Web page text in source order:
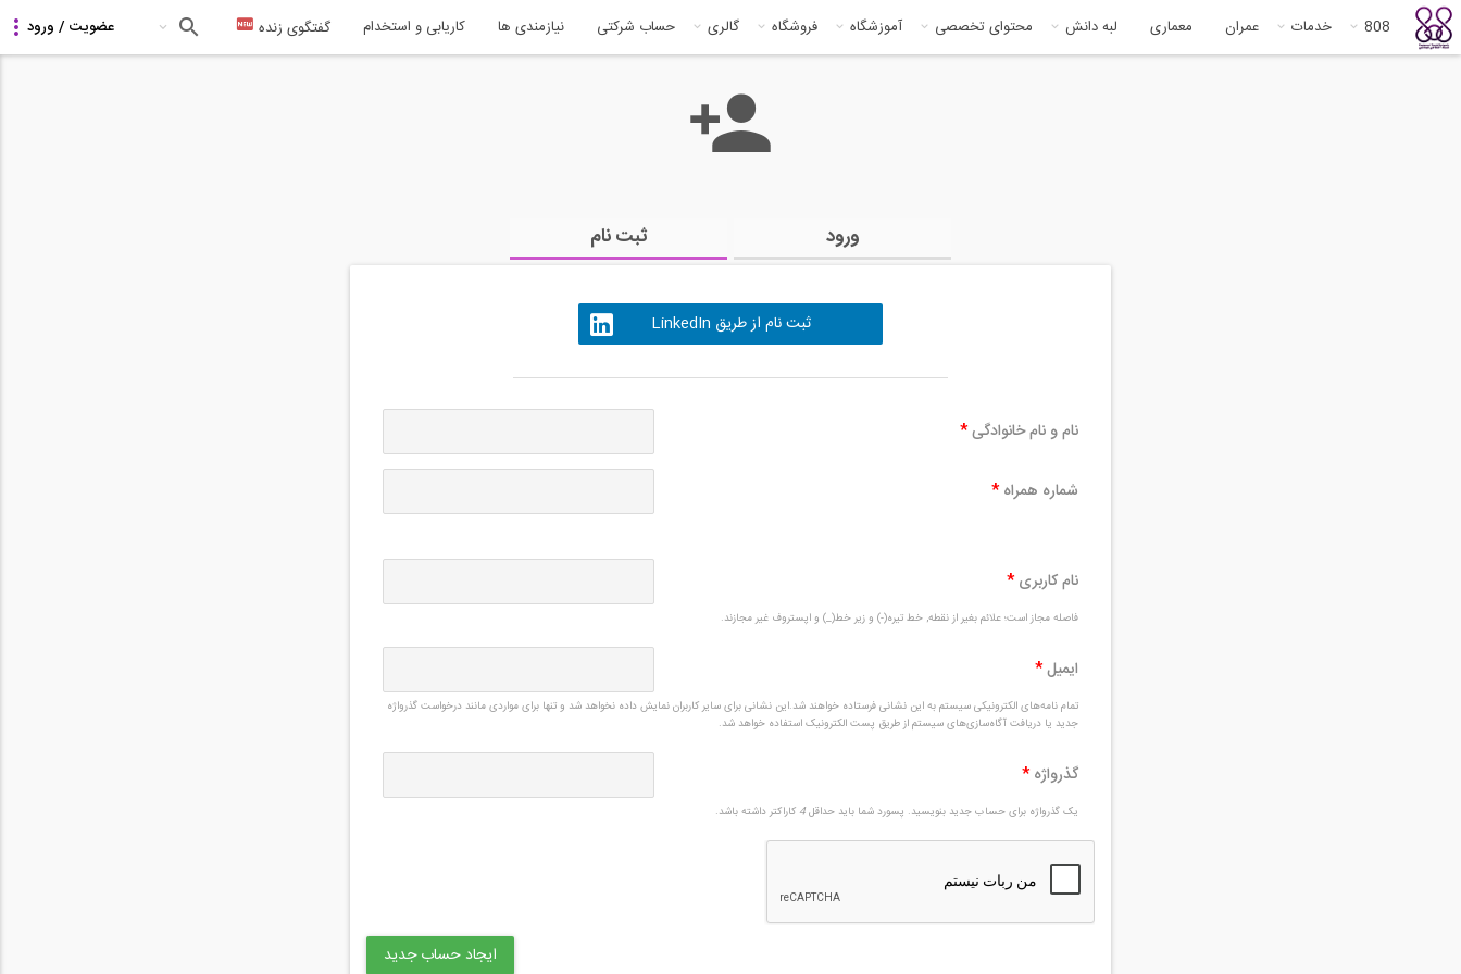
808 خدمات عمران معماری لبه دانش محتوای تخصصی آموزشگاه فروشگاه گالری حساب شرکتی نیازمندی ها کاریابی و استخدام گفتگوی زنده
ورود ثبت نام
ثبت نام از طریق LinkedIn
نام و نام خانوادگی*
شماره همراه *
نام کاربری *
فاصله مجاز است؛ علائم بغیر از نقطه, خط تیره(-) و زیر خط(_) و اپستروف غیر مجازند.
ایمیل*
تمام نامه‌های الکترونیکی سیستم به این نشانی فرستاده خواهند شد.این نشانی برای سایر کاربران نمایش داده نخواهد شد و تنها برای مواردی مانند درخواست گذرواژه
جدید یا دریافت آگاه‌سازی‌های سیستم از طریق پست الکترونیک استفاده خواهد شد.
گذرواژه *
یک گذرواژه برای حساب جدید بنویسید. پسورد شما باید حداقل4 کاراکتر داشته باشد.